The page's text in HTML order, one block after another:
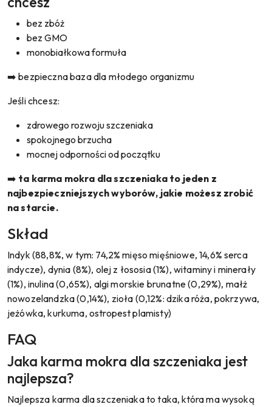
bez zbóż
bez GMO
monobiałkowa formuła
➡️ bezpieczna baza dla młodego organizmu
Jeśli chcesz:
zdrowego rozwoju szczeniaka
spokojnego brzucha
mocnej odporności od początku
➡️ ta karma mokra dla szczeniaka to jeden z
najbezpieczniejszych wyborów, jakie możesz zrobić
na starcie.
Skład
Indyk (88,8%, w tym: 74,2% mięso mięśniowe, 14,6% serca
indycze), dynia (8%), olej z łososia (1%), witaminy i minerały
(1%), inulina (0,65%), algi morskie brunatne (0,29%), małż
nowozelandzka (0,14%), zioła (0,12%: dzika róża, pokrzywa,
jeżówka, kurkuma, ostropest plamisty)
FAQ
Jaka karma mokra dla szczeniaka jest
najlepsza?
Najlepsza karma dla szczeniaka to taka, która ma wysoką